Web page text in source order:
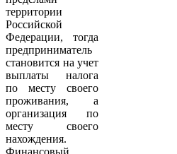
территории
Российской
Федерации, тогда
предприниматель
становится на учет
выплаты налога
по месту своего
проживания, а
организация по
месту своего
нахождения.
Финансовый